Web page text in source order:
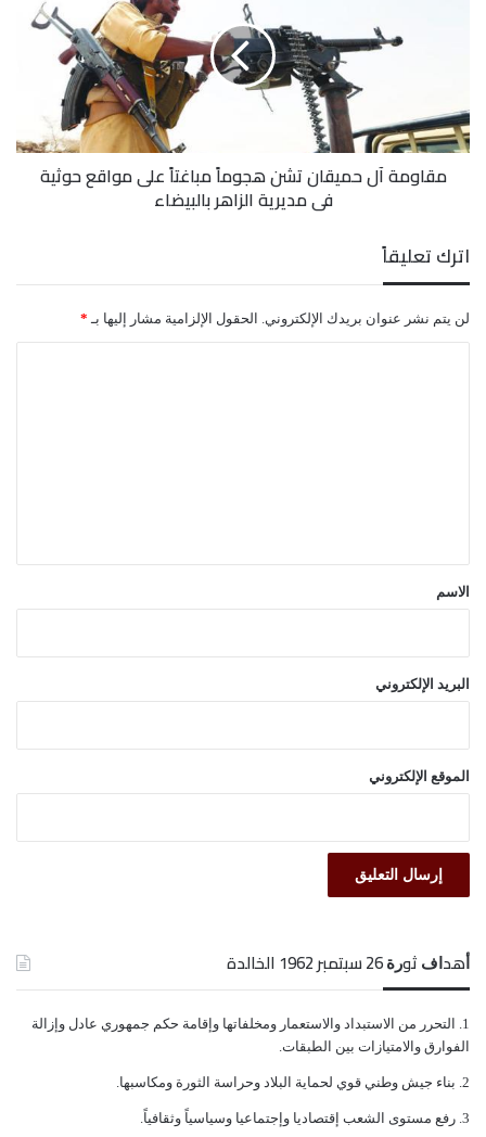
مواقع
حوثية
مقاومة آل حميقان تشن هجوماً مباغتاً على مواقع حوثية
في مديرية الزاهر بالبيضاء
اترك تعليقاً
لن يتم نشر عنوان بريدك الإلكتروني. الحقول الإلزامية مشار إليها بـ *
*الاسم
البريد الإلكتروني
الموقع الإلكتروني
ﺃﻫﺪﺍﻑ ﺛﻮﺭﺓ 26 ﺳﺒﺘﻤﺒﺮ 1962 الخالدة
ﺍﻟﺘﺤﺮﺭ ﻣﻦ ﺍﻻﺳﺘﺒﺪﺍﺩ ﻭﺍﻻﺳﺘﻌﻤﺎﺭ ﻭﻣﺨﻠﻔﺎﺗﻬﺎ ﻭﺇﻗﺎﻣﺔ ﺣﻜﻢ ﺟﻤﻬﻮﺭﻱ ﻋﺎﺩﻝ ﻭﺇﺯﺍﻟﺔ
ﺍﻟﻔﻮﺍﺭﻕ ﻭﺍﻻﻣﺘﻴﺎﺯﺍﺕ ﺑﻴﻦ ﺍﻟﻄﺒﻘﺎﺕ.
ﺑﻨﺎﺀ ﺟﻴﺶ ﻭﻃﻨﻲ ﻗﻮﻱ ﻟﺤﻤﺎﻳﺔ ﺍﻟﺒﻼﺩ ﻭﺣﺮﺍﺳﺔ ﺍﻟﺜﻮﺭﺓ ﻭﻣﻜﺎﺳﺒﻬﺎ.
ﺭﻓﻊ ﻣﺴﺘﻮﻯ ﺍﻟﺸﻌﺐ ﺇﻗﺘﺼﺎﺩﻳﺎ ﻭﺇﺟﺘﻤﺎﻋﻴﺎ ﻭﺳﻴﺎﺳﻴﺎً ﻭﺛﻘﺎﻓﻴﺎً.